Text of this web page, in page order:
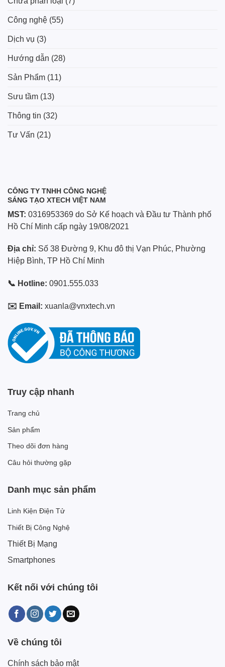
Công nghệ (55)
Dịch vụ (3)
Hướng dẫn (28)
Sản Phẩm (11)
Sưu tầm (13)
Thông tin (32)
Tư Vấn (21)
CÔNG TY TNHH CÔNG NGHỆ
SÁNG TẠO XTECH VIỆT NAM
MST: 0316953369 do Sở Kế hoạch và Đầu tư Thành phố
Hồ Chí Minh cấp ngày 19/08/2021
Địa chỉ: Số 38 Đường 9, Khu đô thị Vạn Phúc, Phường
Hiệp Bình, TP Hồ Chí Minh
📞 Hotline: 0901.555.033
✉️ Email: xuanla@vnxtech.vn
Truy cập nhanh
Trang chủ
Sản phẩm
Theo dõi đơn hàng
Câu hỏi thường gặp
Danh mục sản phẩm
Linh Kiện Điện Tử
Thiết Bị Công Nghệ
Thiết Bị Mạng
Smartphones
Kết nối với chúng tôi
Về chúng tôi
Chính sách bảo mật